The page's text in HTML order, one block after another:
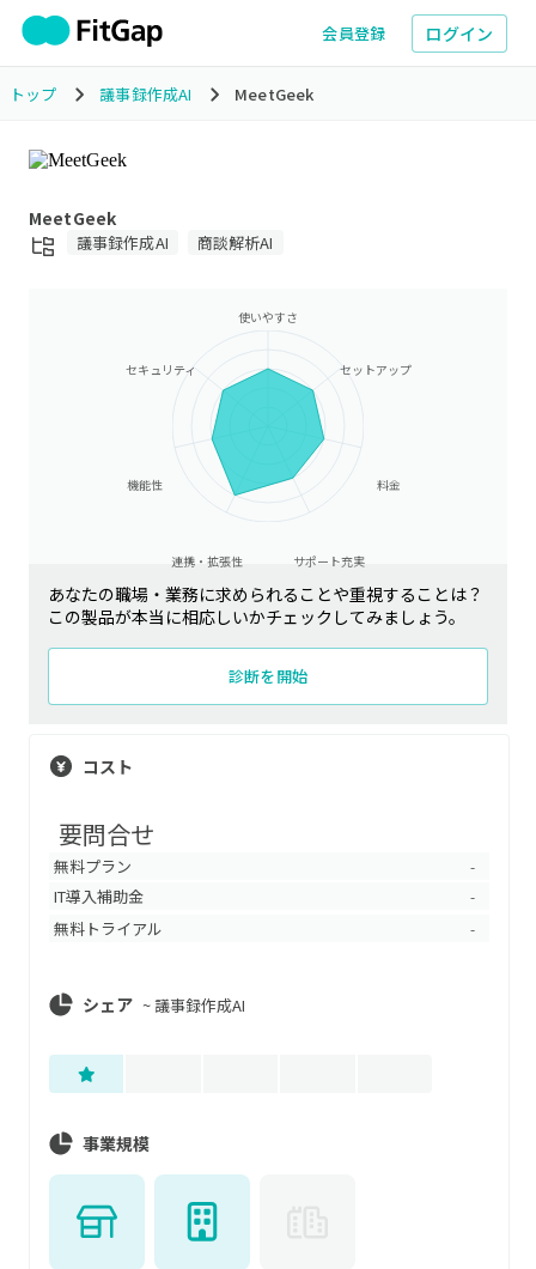
会員登録 ログイン
トップ 議事録作成AI MeetGeek
MeetGeek
議事録作成AI 商談解析AI
使いやすさ
セットアップ
料金
サポート充実
連携・拡張性
機能性
セキュリティ
あなたの職場・業務に求められることや重視することは？
この製品が本当に相応しいかチェックしてみましょう。
診断を開始
コスト
要問合せ
無料プラン -
IT導入補助金 -
無料トライアル -
シェア ~議事録作成AI
事業規模